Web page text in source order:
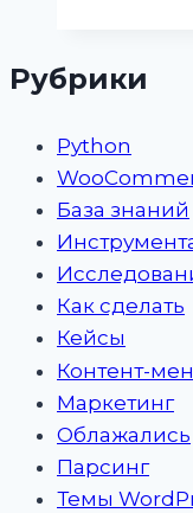
Рубрики
Python
База знаний
Как сделать
Кейсы
Контент-
Маркетинг
Облажались
Парсинг
Темы